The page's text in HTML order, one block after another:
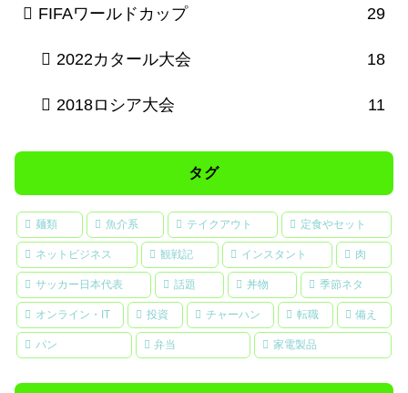
FIFAワールドカップ 29
2022カタール大会 18
2018ロシア大会 11
タグ
麺類 魚介系 テイクアウト 定食やセット
ネットビジネス 観戦記 インスタント 肉
サッカー日本代表 話題 丼物 季節ネタ
オンライン・IT 投資 チャーハン 転職 備え
パン 弁当 家電製品